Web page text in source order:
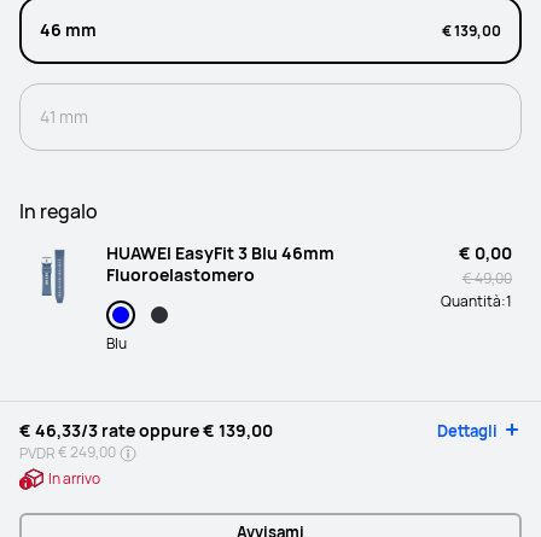
46 mm € 139,00
41 mm
In regalo
HUAWEI EasyFit 3 Blu 46mm
Fluoroelastomero
Blu
€ 0,00
€ 49,00
Quantità:1
€ 46,33/3 rate oppure€ 139,00 Dettagli
PVDR€ 249,00
In arrivo
Avvisami